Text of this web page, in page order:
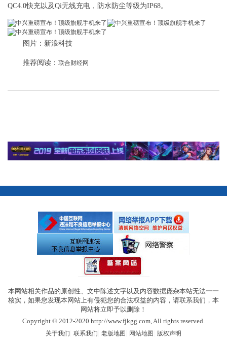
QC4.0快充以及Qi无线充电，防水防尘等级为IP68。
图片：新浪科技
推荐阅读： 联合财经网
本网站相关作品的原创性、文中陈述文字以及内容数据庞杂本站无法一一
核实，如果您发现本网站上有侵犯您的合法权益的内容，请联系我们，本
网站将立即予以删除！
Copyright © 2012-2020 http://www.fjkgg.com, All rights reserved.
关于我们 联系我们 老版地图 网站地图 版权声明